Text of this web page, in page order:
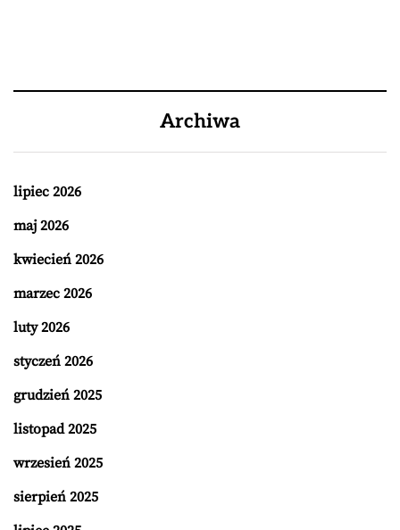
Archiwa
lipiec 2026
maj 2026
kwiecień 2026
marzec 2026
luty 2026
styczeń 2026
grudzień 2025
listopad 2025
wrzesień 2025
sierpień 2025